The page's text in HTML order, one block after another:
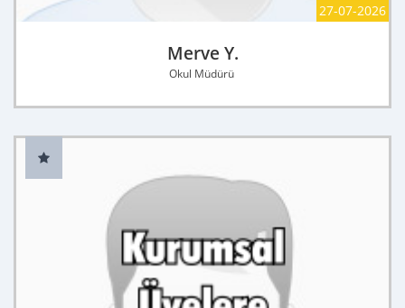
27-07-2026
Merve Y.
Okul Müdürü